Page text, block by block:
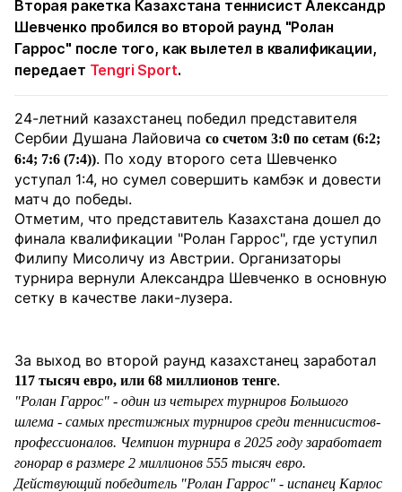
Вторая ракетка Казахстана теннисист Александр
Шевченко пробился во второй раунд "Ролан
Гаррос" после того, как вылетел в квалификации,
передает Tengri Sport.
24-летний казахстанец победил представителя
Сербии Душана Лайовича со счетом 3:0 по сетам (6:2;
6:4; 7:6 (7:4)). По ходу второго сета Шевченко
уступал 1:4, но сумел совершить камбэк и довести
матч до победы.
Отметим, что представитель Казахстана дошел до
финала квалификации "Ролан Гаррос", где уступил
Филипу Мисоличу из Австрии. Организаторы
турнира вернули Александра Шевченко в основную
сетку в качестве лаки-лузера.
За выход во второй раунд казахстанец заработал
117 тысяч евро, или 68 миллионов тенге.
"Ролан Гаррос" - один из четырех турниров Большого
шлема - самых престижных турниров среди теннисистов-
профессионалов. Чемпион турнира в 2025 году заработает
гонорар в размере 2 миллионов 555 тысяч евро.
Действующий победитель "Ролан Гаррос" - испанец Карлос